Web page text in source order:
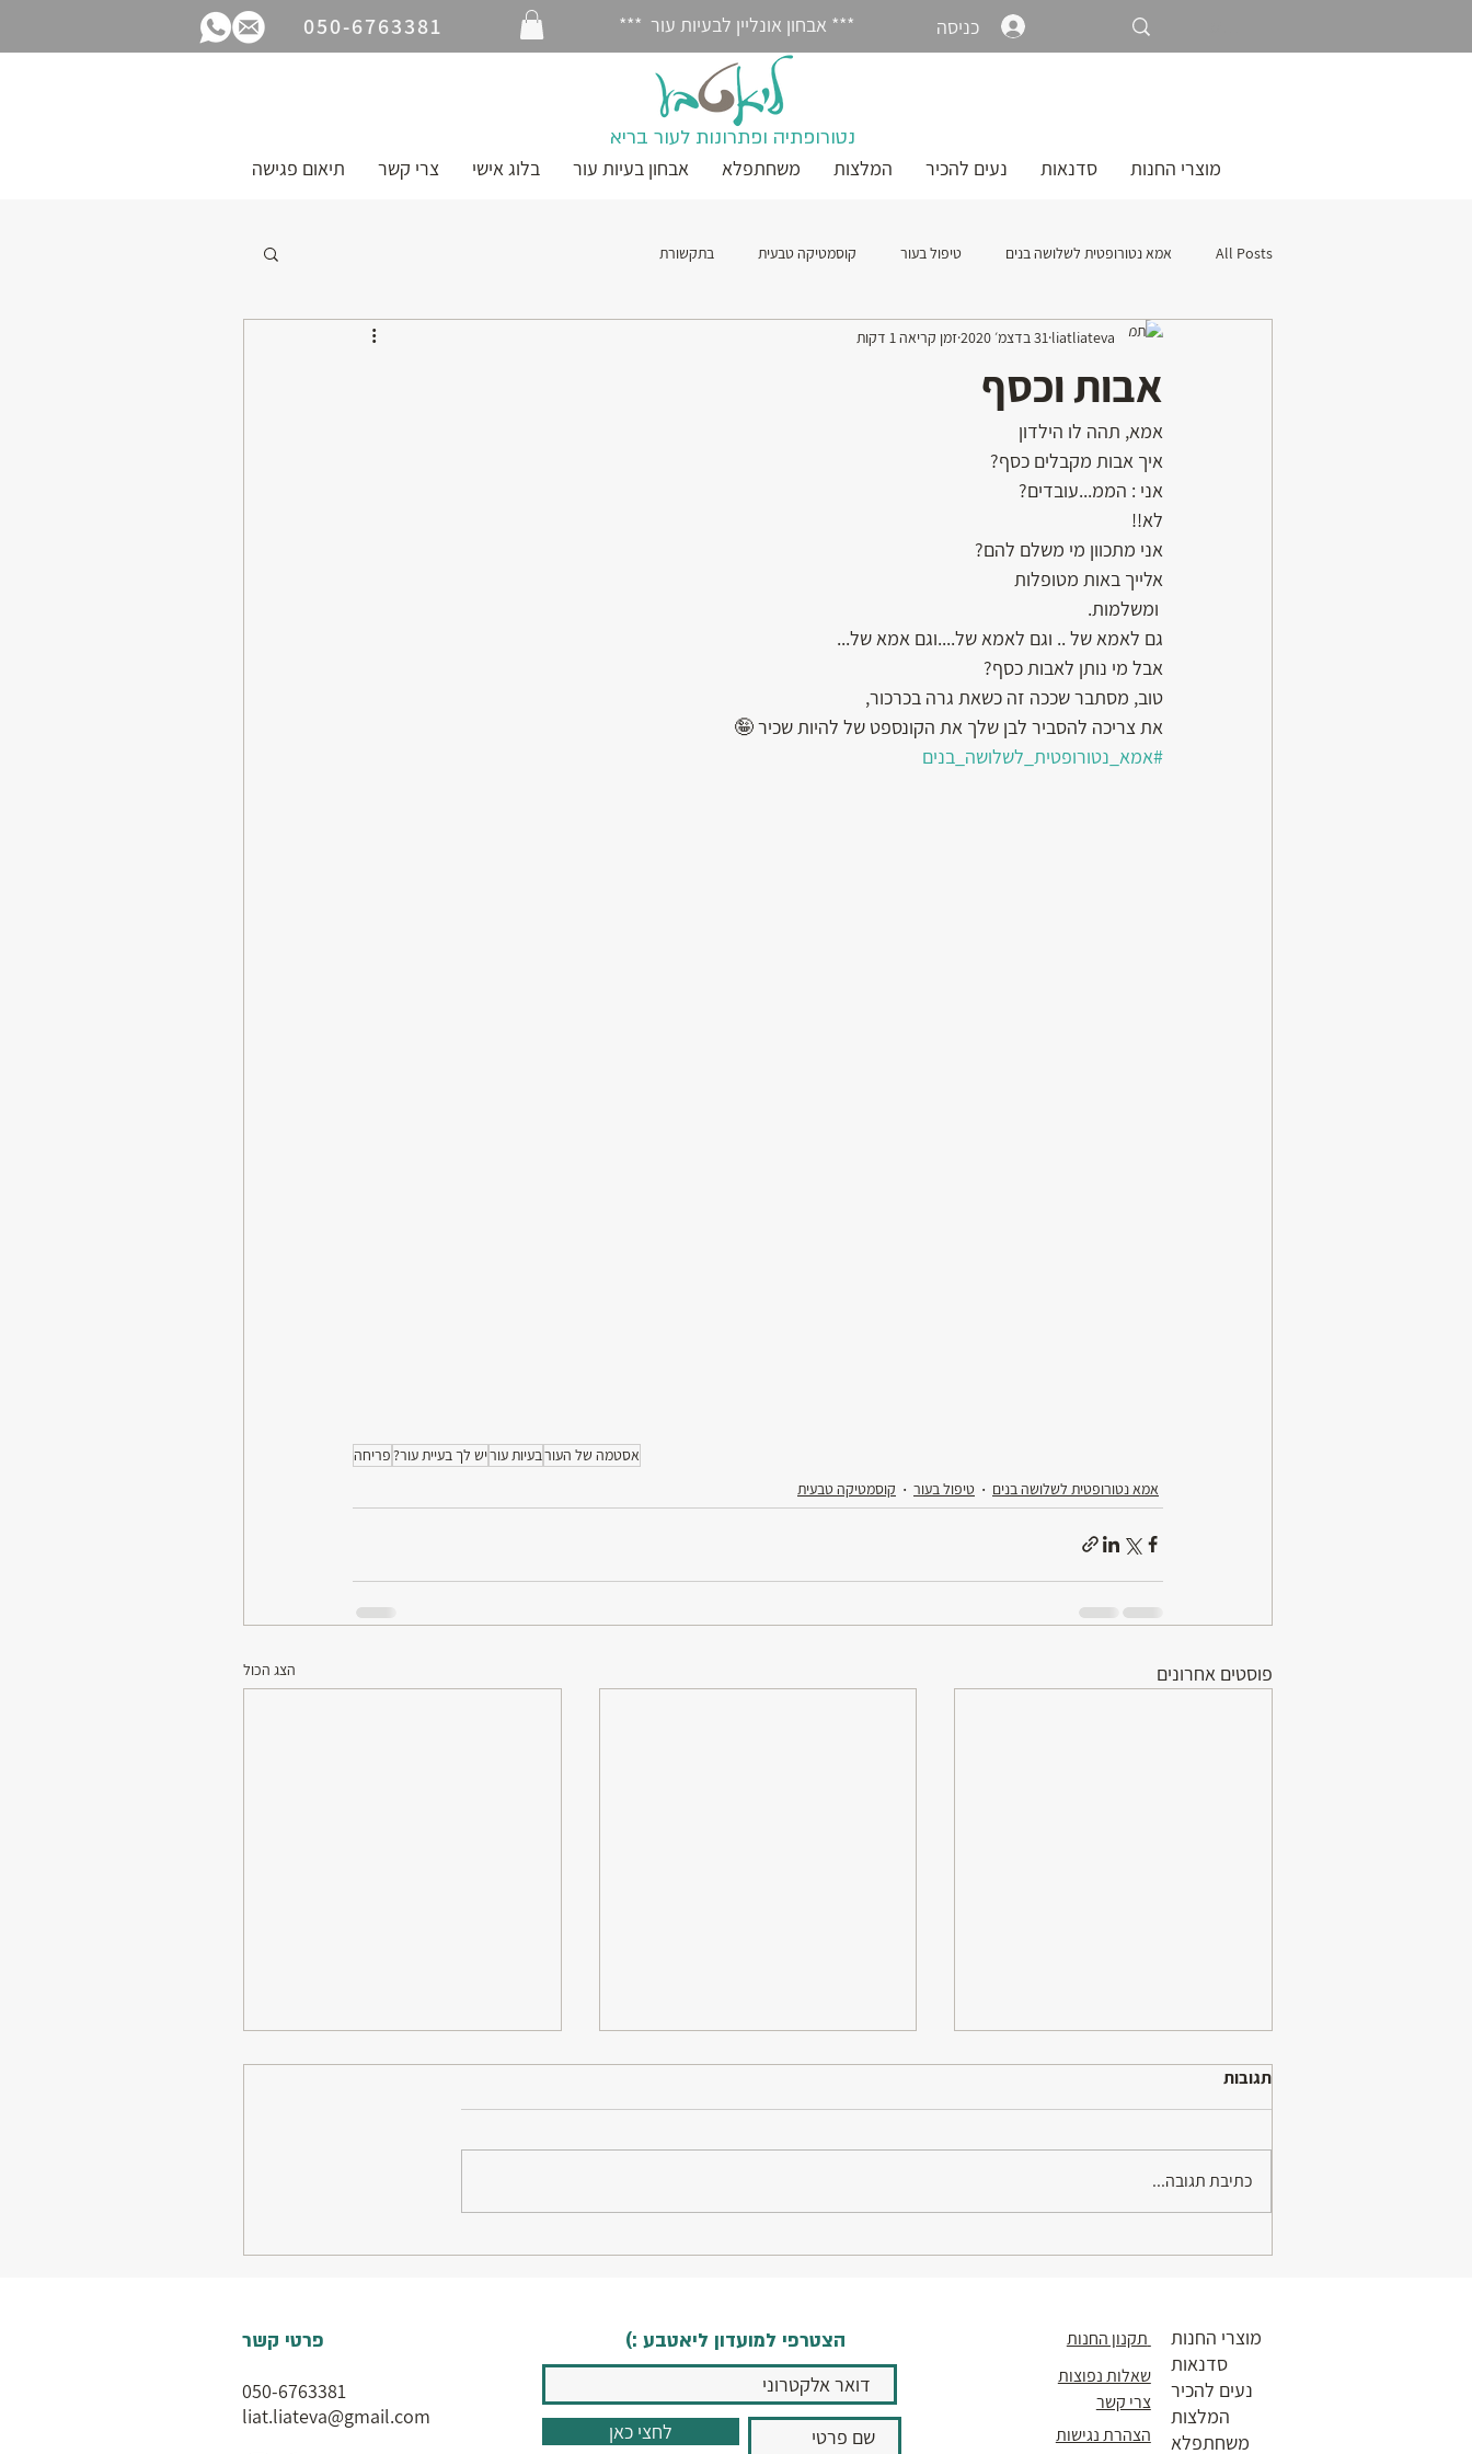
נטורופתיה ופתרונות לעור בריא
מוצרי החנות
סדנאות נעים להכיר המלצות משחתפלא אבחון בעיות עור בלוג אישי צרי קשר תיאום פגישה
050-6763381 *** אבחון אונליין לבעיות עור *** כניסה
All Posts אמא נטורופטית לשלושה בנים טיפול בעור קוסמטיקה טבעית בתקשורת
אבות וכסף
liatliateva 31 בדצמ׳ 2020 זמן קריאה 1 דקות
אמא, תהה לו הילדון
איך אבות מקבלים כסף?
אני : הממ...עובדים?
לא!!
אני מתכוון מי משלם להם?
אלייך באות מטופלות
גם לאמא של .. וגם לאמא של....וגם אמא של...
אבל מי נותן לאבות כסף?
טוב, מסתבר שככה זה כשאת גרה בכרכור,
את צריכה להסביר לבן שלך את הקונספט של להיות שכיר 🤪
#אמא_נטורופטית_לשלושה_בנים
אסטמה של העורבעיות עוריש לך בעיית עור?פריחה
אמא נטורופטית לשלושה בנים
טיפול בעור קוסמטיקה טבעית
פוסטים אחרונים הצג הכול
ראיון ברדיו צלילי הקריות
זכרונות וריח
תגובות
כתיבת תגובה...
פרטי קשר
050-6763381
liat.liateva@gmail.com
הצטרפי למועדון ליאטבע :)
לחצי כאן
תקנון החנות
שאלות נפוצות
צרי קשר
הצהרת נגישות
מוצרי החנות
סדנאות
נעים להכיר
המלצות
משחתפלא